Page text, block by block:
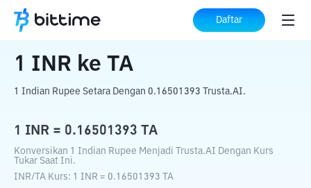
Daftar
Beranda Konverter Kripto ke
1 INR ke TA
1 Indian Rupee Setara Dengan 0.16501393 Trusta.AI.
1 INR = 0.16501393 TA
Konversikan 1 Indian Rupee Menjadi Trusta.AI Dengan Kurs
Tukar Saat Ini.
INR/ TA Kurs: 1 INR = 0.16501393 TA